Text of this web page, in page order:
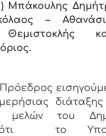
Μπάκουλης
–
Θεμιστοκλής
του
ότι το